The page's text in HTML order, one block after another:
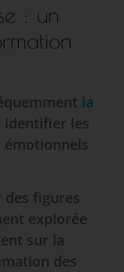
: un
la
identifier les
émotionnels
des figures
explorée
sur la
des